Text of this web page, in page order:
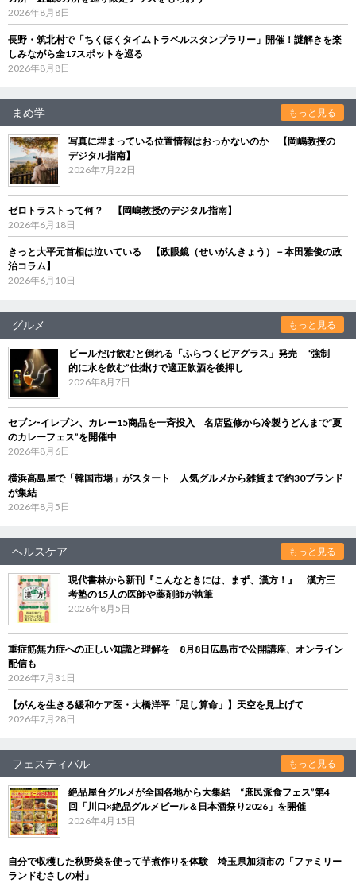
2026年8月8日
長野・筑北村で「ちくほくタイムトラベルスタンプラリー」開催！謎解きを楽
しみながら全17スポットを巡る
2026年8月8日
まめ学 もっと見る
写真に埋まっている位置情報はおっかないのか 【岡嶋教授の
デジタル指南】
2026年7月22日
ゼロトラストって何？ 【岡嶋教授のデジタル指南】
2026年6月18日
きっと大平元首相は泣いている 【政眼鏡（せいがんきょう）－本田雅俊の政
治コラム】
2026年6月10日
グルメ もっと見る
ビールだけ飲むと倒れる「ふらつくビアグラス」発売 “強制
的に水を飲む”仕掛けで適正飲酒を後押し
2026年8月7日
セブン‐イレブン、カレー15商品を一斉投入 名店監修から冷製うどんまで“夏
のカレーフェス”を開催中
2026年8月6日
横浜高島屋で「韓国市場」がスタート 人気グルメから雑貨まで約30ブランド
が集結
2026年8月5日
ヘルスケア もっと見る
現代書林から新刊『こんなときには、まず、漢方！』 漢方三
考塾の15人の医師や薬剤師が執筆
2026年8月5日
重症筋無力症への正しい知識と理解を 8月8日広島市で公開講座、オンライン
配信も
2026年7月31日
【がんを生きる緩和ケア医・大橋洋平「足し算命」】天空を見上げて
2026年7月28日
フェスティバル もっと見る
絶品屋台グルメが全国各地から大集結 “庶民派食フェス”第4
回「川口×絶品グルメビール＆日本酒祭り2026」を開催
2026年4月15日
自分で収穫した秋野菜を使って芋煮作りを体験 埼玉県加須市の「ファミリー
ランドむさしの村」